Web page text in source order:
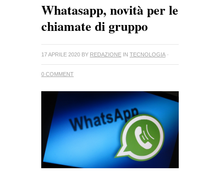
Whatasapp, novità per le
chiamate di gruppo
17 APRILE 2020 BY REDAZIONE IN TECNOLOGIA ·
0 COMMENT